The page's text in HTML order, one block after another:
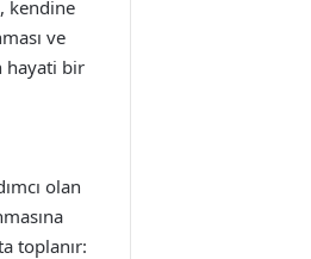
kendine
ve
hayati bir
olan
toplanır: